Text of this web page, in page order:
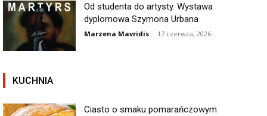
Od studenta do artysty. Wystawa
dyplomowa Szymona Urbana
Marzena Mavridis - 17 czerwca, 2026
KUCHNIA
Ciasto o smaku pomarańczowym